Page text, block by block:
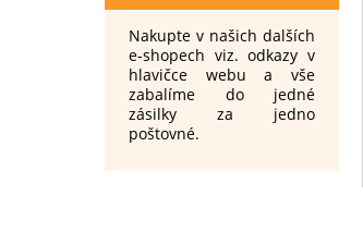
Nakupte v našich dalších
e-shopech viz. odkazy v
hlavičce webu a vše
zabalíme do jedné
zásilky za jedno
poštovné.